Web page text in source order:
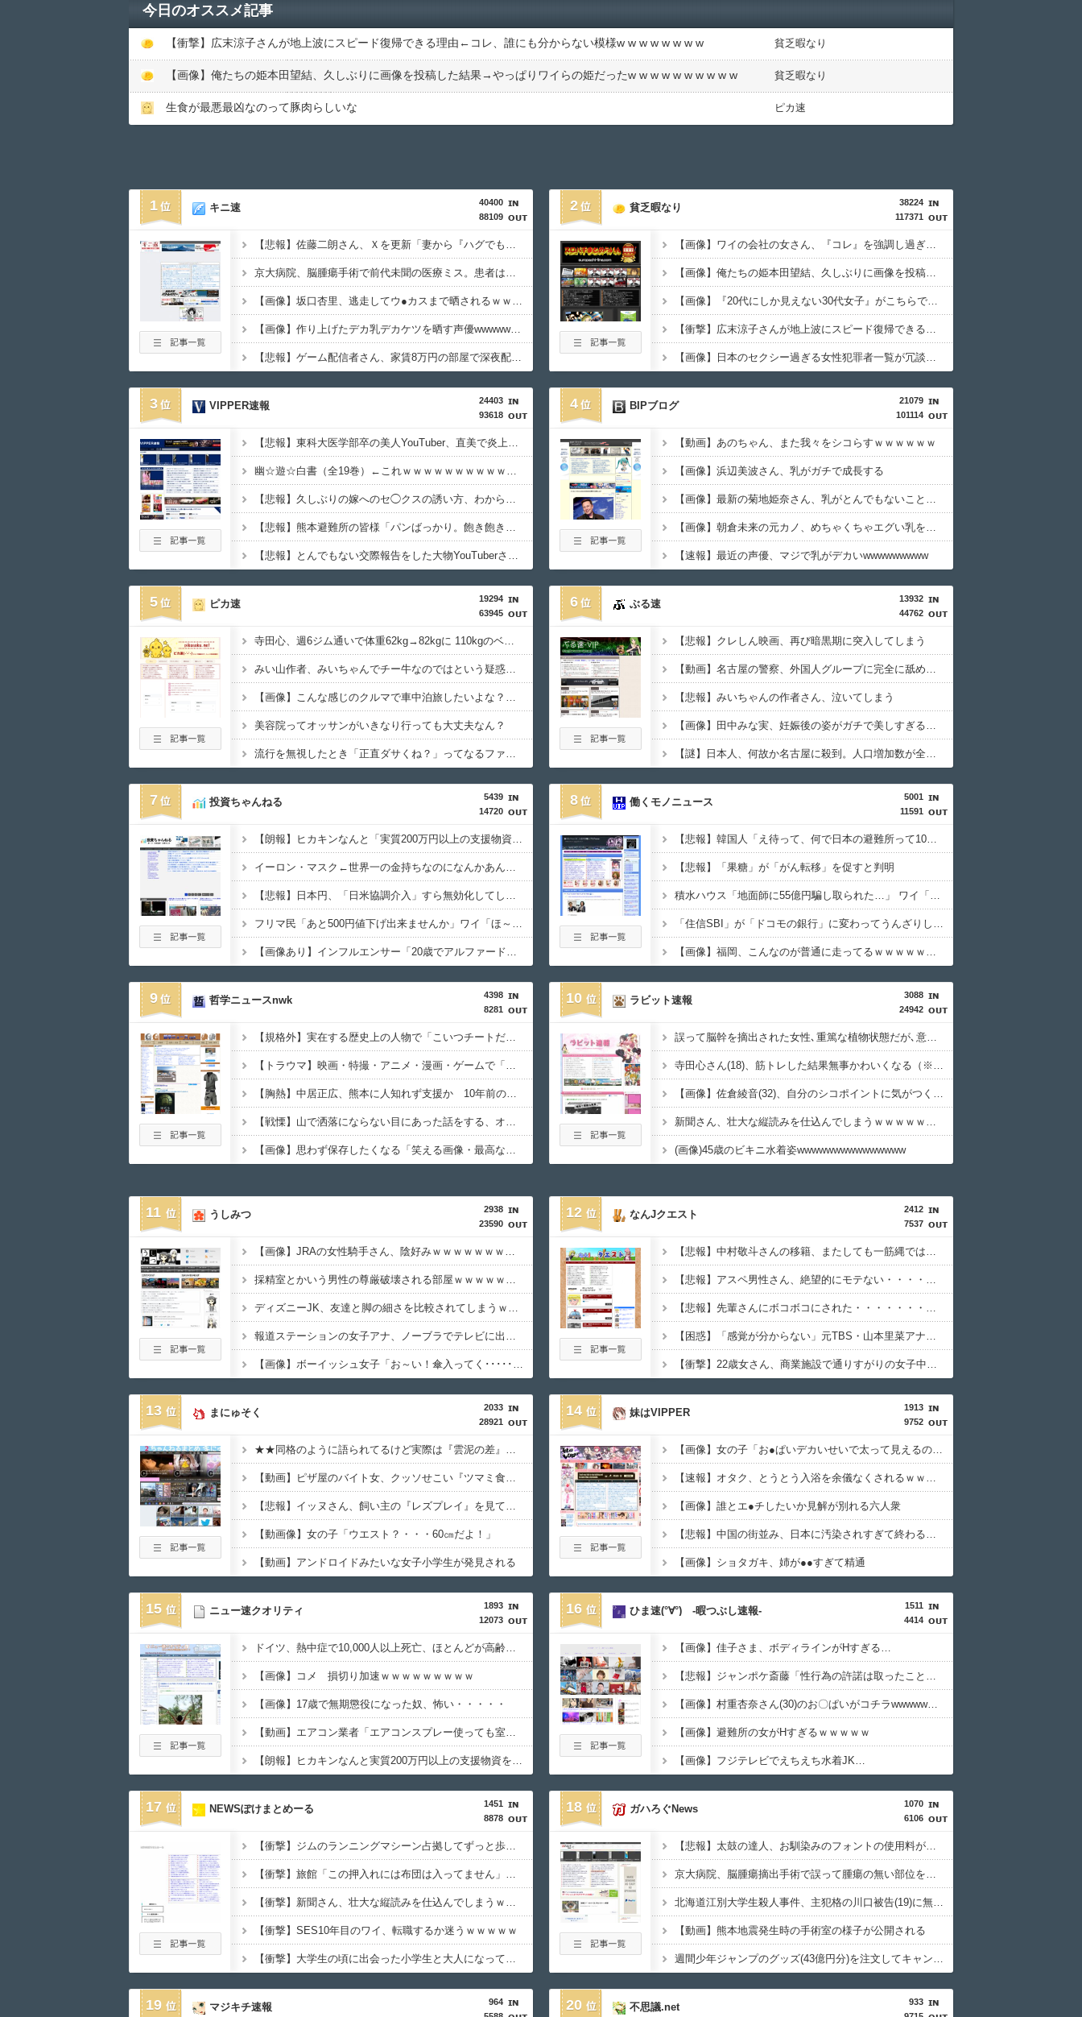
今日のオススメ記事
【衝撃】広末涼子さんが地上波にスピード復帰できる理由←コレ、誰にも分からない模様w w w w w w w w 貧乏暇なり
【画像】俺たちの姫本田望結、久しぶりに画像を投稿した結果→やっぱりワイらの姫だったw w w w w w w w w w 貧乏暇なり
生食が最悪最凶なのって豚肉らしいな ピカ速
1
40400
88109
キニ速
【悲報】佐藤二朗さん、Ｘを更新「妻から『ハグでもしてみっか』と言われました」ｗｗｗｗｗｗｗｗｗｗ
京大病院、脳腫瘍手術で前代未聞の医療ミス。患者は植物状態に...
【画像】坂口杏里、逃走してウ●カスまで晒されるｗｗｗｗｗ
【画像】作り上げたデカ乳デカケツを晒す声優wwwwwwww
【悲報】ゲーム配信者さん、家賃8万円の部屋で深夜配信→管理会社から厳重注意されてお気持ち表明ｗｗｗ
2
38224
117371
貧乏暇なり
【画像】ワイの会社の女さん、『コレ』を強調し過ぎて完全にあたしこ枠を狙ってるんだがw w w w w w w w w w w w
【画像】俺たちの姫本田望結、久しぶりに画像を投稿した結果→やっぱりワイらの姫だったw w w w w w w w w w
【画像】『20代にしか見えない30代女子』がこちらです←お前らから見てどう？？？？？？？
【衝撃】広末涼子さんが地上波にスピード復帰できる理由←コレ、誰にも分からない模様w w w w w w w w
【画像】日本のセクシー過ぎる女性犯罪者一覧が冗談抜きにレベル高過ぎる件w w w w w w w w w
3
24403
93618
VIPPER速報
【悲報】東科大医学部卒の美人YouTuber、直美で炎上・・・
幽☆遊☆白書（全19巻）←これｗｗｗｗｗｗｗｗｗｗｗｗｗｗ
【悲報】久しぶりの嫁へのセ◯クスの誘い方、わからない・・・
【悲報】熊本避難所の皆様「パンばっかり。飽き飽きしてる」
【悲報】とんでもない交際報告をした大物YouTuberさん、破局を発表????
4
21079
101114
BIPブログ
【動画】あのちゃん、また我々をシコらすｗｗｗｗｗｗ
【画像】浜辺美波さん、乳がガチで成長する
【画像】最新の菊地姫奈さん、乳がとんでもないことになる
【画像】朝倉未来の元カノ、めちゃくちゃエグい乳を持つ
【速報】最近の声優、マジで乳がデカいwwwwwwwww
5
19294
63945
ピカ速
寺田心、週6ジム通いで体重62kg→82kgに 110kgのベンチプレス持ち上げる姿披露
みい山作者、みいちゃんでチー牛なのではという疑惑が生まれるｗｗｗｗｗｗｗ
【画像】こんな感じのクルマで車中泊旅したいよな？？？
美容院ってオッサンがいきなり行っても大丈夫なん？
流行を無視したとき「正直ダサくね？」ってなるファッション上げてけ
6
13932
44762
ぶる速
【悲報】クレしん映画、再び暗黒期に突入してしまう
【動画】名古屋の警察、外国人グループに完全に舐められる
【悲報】みいちゃんの作者さん、泣いてしまう
【画像】田中みな実、妊娠後の姿がガチで美しすぎる件wwwwww
【謎】日本人、何故か名古屋に殺到。人口増加数が全国一位に
7
5439
14720
投資ちゃんねる
【朗報】ヒカキンなんと「実質200万円以上の支援物資」を寄付してしまう
イーロン・マスク←世界一の金持ちなのになんかあんまり「羨ましい」と感じない理由
【悲報】日本円、「日米協調介入」すら無効化してしまうｗｗｗｗｗ
フリマ民「あと500円値下げ出来ませんか」ワイ「ほ～い購入ｗ」
【画像あり】インフルエンサー「20歳でアルファード一括で買えちゃう私って素敵」
8
5001
11591
働くモノニュース
【悲報】韓国人「え待って、何で日本の避難所って10年前と同レベルなの(ドン引き
【悲報】「果糖」が「がん転移」を促すと判明
積水ハウス「地面師に55億円騙し取られた…」 ワイ「はえーかわいそう…会社滅茶苦茶やろなぁ」
「住信SBI」が「ドコモの銀行」に変わってうんざりしてるやつｗｗｗｗｗｗｗ
【画像】福岡、こんなのが普通に走ってるｗｗｗｗｗｗｗｗｗｗｗｗｗｗｗｗ
9
4398
8281
哲学ニュースnwk
【規格外】実在する歴史上の人物で「こいつチートだろ…」と思った奴あげてけ
【トラウマ】映画・特撮・アニメ・漫画・ゲームで「主人公がガチで敗北した回」と聞いて真っ先に思い浮かぶのは？
【胸熱】中居正広、熊本に人知れず支援か 10年前の震災では3度現地入り「誰にも知られなくて良い」
【戦慄】山で洒落にならない目にあった話をする、オカルト系で
【画像】思わず保存したくなる「笑える画像・最高な画像」貼っていけｗｗｗｗｗ
10
3088
24942
ラビット速報
誤って脳幹を摘出された女性､重篤な植物状態だが､意識は正常で何かを思考していると判明
寺田心さん(18)、筋トレした結果無事かわいくなる（※画像あり）
【画像】佐倉綾音(32)、自分のシコポイントに気がつくｗｗｗｗｗｗｗｗｗｗ
新聞さん、壮大な縦読みを仕込んでしまうｗｗｗｗｗｗｗ
(画像)45歳のビキニ水着姿wwwwwwwwwwwwwww
11
2938
23590
うしみつ
【画像】JRAの女性騎手さん、陰好みｗｗｗｗｗｗｗｗｗｗｗｗｗｗ
採精室とかいう男性の尊厳破壊される部屋ｗｗｗｗｗｗｗｗｗｗｗｗ
ディズニーJK、友達と脚の細さを比較されてしまうｗｗｗｗｗｗｗｗｗ （※画像あり）
報道ステーションの女子アナ、ノーブラでテレビに出てしまうｗｗ⇒（※画像あり）
【画像】ボーイッシュ女子「お～い！傘入ってく･･････♡」←どうする！！
12
2412
7537
なんJクエスト
【悲報】中村敬斗さんの移籍、またしても一筋縄ではいかない・・・・・・・・・
【悲報】アスペ男性さん、絶望的にモテない・・・・・・・・・
【悲報】先輩さんにボコボコにされた・・・・・・・・・
【困惑】「感覚が分からない」元TBS・山本里菜アナさんの離婚コメント・・・・・・・・・
【衝撃】22歳女さん、商業施設で通りすがりの女子中学生にラリアットして逮捕・・・・・・・・・
13
2033
28921
まにゅそく
★★同格のように語られてるけど実際は『雲泥の差』があるものと言えば？
【動画】ピザ屋のバイト女、クッソせこい『ツマミ食い』をして炎上
【悲報】イッヌさん、飼い主の『レズプレイ』を見てドン引き・・・
【動画像】女の子「ウエスト？・・・60㎝だよ！」
【動画】アンドロイドみたいな女子小学生が発見される
14
1913
9752
妹はVIPPER
【画像】女の子「お●ぱいデカいせいで太って見えるのまじだるい????」
【速報】オタク、とうとう入浴を余儀なくされるｗｗｗｗｗｗｗ
【画像】誰とエ●チしたいか見解が別れる六人衆
【悲報】中国の街並み、日本に汚染されすぎて終わる・・・
【画像】ショタガキ、姉が●●すぎて精通
15
1893
12073
ニュー速クオリティ
ドイツ、熱中症で10,000人以上死亡、ほとんどが高齢者で若者は元気・・・
【画像】コメ 損切り加速ｗｗｗｗｗｗｗｗｗ
【画像】17歳で無期懲役になった奴、怖い・・・・・
【動画】エアコン業者「エアコンスプレー使っても室内に風を送り込んでるファンは汚いままですよ」331.5万バズ
【朗報】ヒカキンなんと実質200万円以上の支援物資を寄付してしまう・・・
16
1511
4414
ひま速(°∀°) -暇つぶし速報-
【画像】佳子さま、ボディラインがHすぎる…
【悲報】ジャンポケ斎藤「性行為の許諾は取ったことありません」
【画像】村重杏奈さん(30)のお〇ぱいがコチラwwwwwwwwwwww
【画像】避難所の女がHすぎるｗｗｗｗｗ
【画像】フジテレビでえちえち水着JK…
17
1451
8878
NEWSぽけまとめーる
【衝撃】ジムのランニングマシーン占拠してずっと歩いてる男の正体←これｗｗｗｗｗ
【衝撃】旅館「この押入れには布団は入ってません」←これｗｗｗｗｗ(※画像あり)
【衝撃】新聞さん、壮大な縦読みを仕込んでしまうｗｗｗｗｗ(※画像あり)
【衝撃】SES10年目のワイ、転職するか迷うｗｗｗｗｗ
【衝撃】大学生の頃に出会った小学生と大人になってから再会し結婚した男、めちゃくちゃ叩かれてしまうｗｗｗｗｗ(※画像あり)
18
1070
6106
ガハろぐNews
【悲報】太鼓の達人、お馴染みのフォントの使用料が年間6万から年間320万になったので変更に
京大病院、脳腫瘍摘出手術で誤って腫瘍の無い部位を摘出 脳幹など損傷受け植物状態に
北海道江別大学生殺人事件、主犯格の川口被告(19)に無期懲役の判決
【動画】熊本地震発生時の手術室の様子が公開される
週間少年ジャンプのグッズ(43億円分)を注文してキャンセルした32歳女が逮捕
19
964
マジキチ速報 20
933
不思議.net